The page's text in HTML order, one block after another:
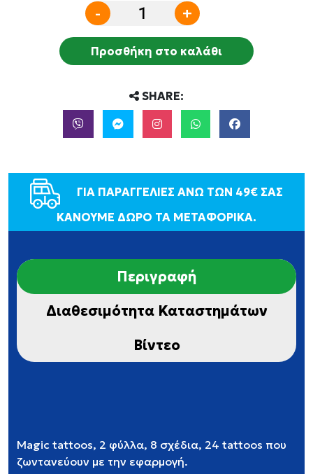
- +
Προσθήκη στο καλάθι
SHARE:
ΓΙΑ ΠΑΡΑΓΓΕΛΙΕΣ ΑΝΩ ΤΩΝ 49€ ΣΑΣ
ΚΑΝΟΥΜΕ ΔΩΡΟ ΤΑ ΜΕΤΑΦΟΡΙΚΑ.
Περιγραφή
Διαθεσιμότητα Καταστημάτων
Βίντεο
Magic tattoos, 2 φύλλα, 8 σχέδια, 24 tattoos που
ζωντανεύουν με την εφαρμογή.